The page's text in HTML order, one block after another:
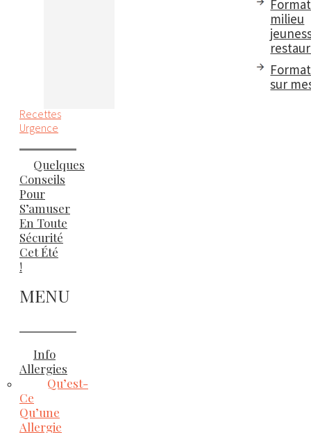
milieu
sur
Recettes
Urgence
Quelques
Conseils
Pour
S’amuser
En Toute
Sécurité
Cet Été
!
MENU
Info
Allergies
Qu’est-
Ce
Qu’une
Allergie